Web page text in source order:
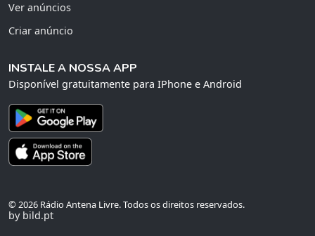
Ver anúncios
Criar anúncio
INSTALE A NOSSA APP
Disponível gratuitamente para IPhone e Android
© 2026 Rádio Antena Livre. Todos os direitos reservados.
by bild.pt